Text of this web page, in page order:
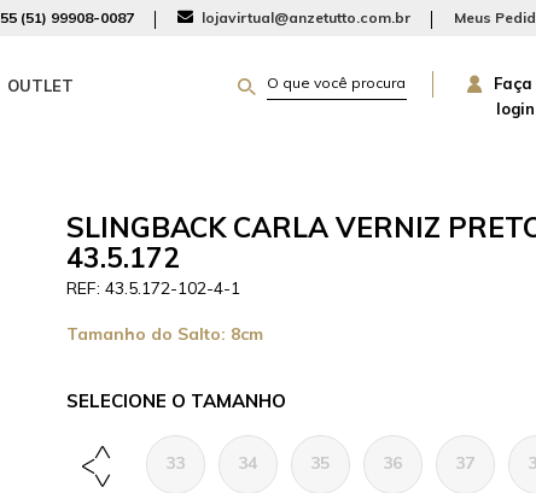
55 (51) 99908-0087 lojavirtual@anzetutto.com.br Meus
OUTLET
Faça
login
SLINGBACK CARLA VERNIZ
43.5.172
43.5.172-102-4-1
Tamanho do Salto: 8cm
TAMANHO
33 34 35 36 37